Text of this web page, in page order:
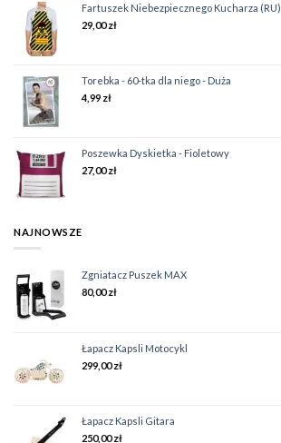
Fartuszek Niebezpiecznego Kucharza (RU)
29,00zł
Torebka - 60-tka dla niego - Duża
4,99 zł
Poszewka Dyskietka - Fioletowy
27,00zł
NAJNOWSZE
Zgniatacz Puszek MAX
80,00zł
Łapacz Kapsli Motocykl
299,00zł
Łapacz Kapsli Gitara
250,00zł